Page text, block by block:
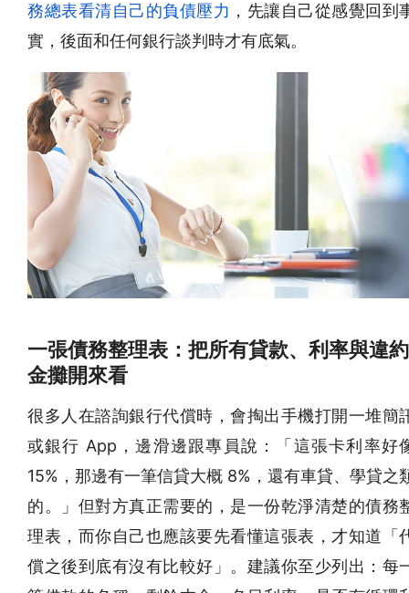
務總表看清自己的負債壓力 ，先讓自己從感覺回到
實，後面和任何銀行談判時才有底氣。
一張債務整理表：把所有貸款、利率與違約
金攤開來看
很多人在諮詢銀行代償時，會掏出手機打開一堆簡
或銀行 App，邊滑邊跟專員說：「這張卡利率好
15%，那邊有一筆信貸大概 8%，還有車貸、學貸之
的。」但對方真正需要的，是一份乾淨清楚的債務
理表，而你自己也應該要先看懂這張表，才知道「
償之後到底有沒有比較好」。建議你至少列出：每